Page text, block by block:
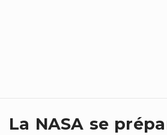
La NASA se